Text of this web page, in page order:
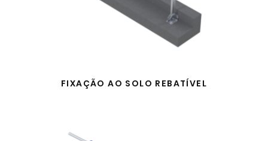
FIXAÇÃO AO SOLO REBATÍVEL